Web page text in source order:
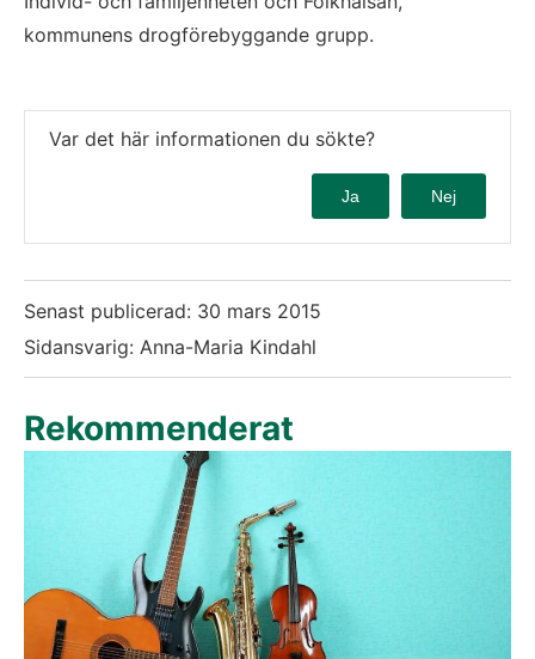
kommunens drogförebyggande grupp.
Var det här informationen du sökte?
Ja Nej
Senast publicerad: 30 mars 2015
Sidansvarig: Anna-Maria Kindahl
Rekommenderat